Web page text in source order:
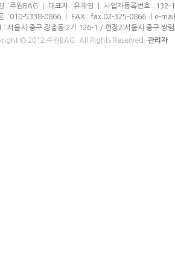
: 주원BAG ㅣ 대표자 : 유재영 ㅣ 사업자등록번호 :
: 010-5338-0866 ㅣ FAX : fax:02-325-0866 ㅣe-
: 서울시 중구 장충동 2가 126-1 / 현장2:서울시 중구 쌍
© 2012 주원BAG. All Rights Reserved. 관리자